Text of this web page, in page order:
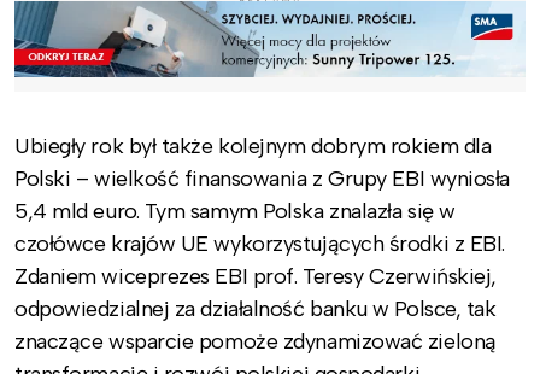
Ubiegły rok był także kolejnym dobrym rokiem dla
Polski – wielkość finansowania z Grupy EBI wyniosła
5,4 mld euro. Tym samym Polska znalazła się w
czołówce krajów UE wykorzystujących środki z EBI.
Zdaniem wiceprezes EBI prof. Teresy Czerwińskiej,
odpowiedzialnej za działalność banku w Polsce, tak
znaczące wsparcie pomoże zdynamizować zieloną